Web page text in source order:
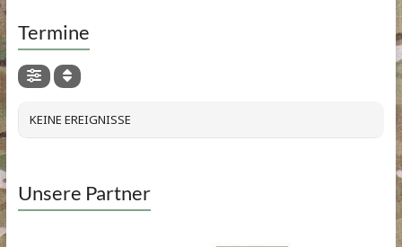
Termine
KEINE EREIGNISSE
Unsere Partner